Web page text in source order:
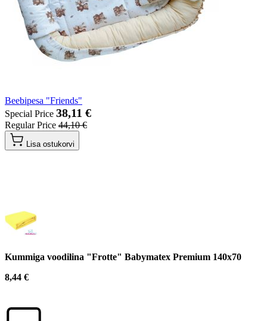
Beebipesa "Friends"
Special Price 38,11 €
Regular Price 44,10 €
Lisa ostukorvi
Kummiga voodilina "Frotte" Babymatex Premium 140x70
8,44 €